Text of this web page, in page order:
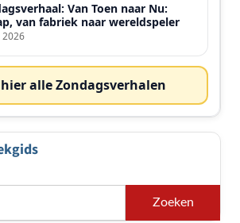
Van Toen naar Nu:
van fabriek naar wereldspeler
2026
alle Zondagsverhalen